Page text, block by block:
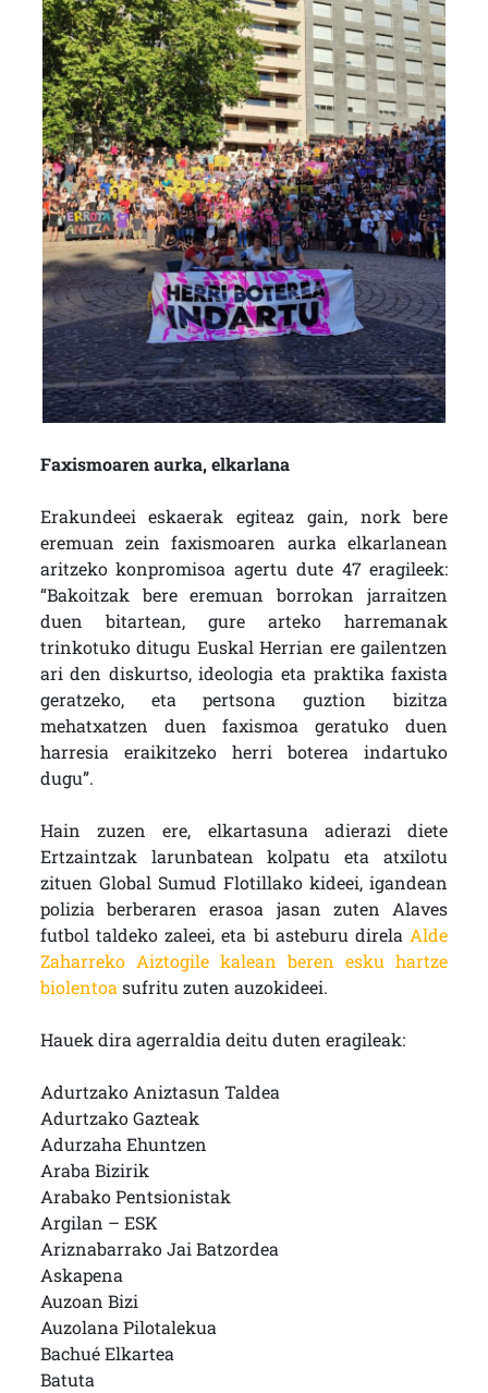
Faxismoaren aurka, elkarlana
Erakundeei eskaerak egiteaz gain, nork bere
eremuan zein faxismoaren aurka elkarlanean
aritzeko konpromisoa agertu dute 47 eragileek:
“Bakoitzak bere eremuan borrokan jarraitzen
duen bitartean, gure arteko harremanak
trinkotuko ditugu Euskal Herrian ere gailentzen
ari den diskurtso, ideologia eta praktika faxista
geratzeko, eta pertsona guztion bizitza
mehatxatzen duen faxismoa geratuko duen
harresia eraikitzeko herri boterea indartuko
dugu”.
Hain zuzen ere, elkartasuna adierazi diete
Ertzaintzak larunbatean kolpatu eta atxilotu
zituen Global Sumud Flotillako kideei, igandean
polizia berberaren erasoa jasan zuten Alaves
futbol taldeko zaleei, eta bi asteburu direla Alde
Zaharreko Aiztogile kalean beren esku hartze
biolentoa sufritu zuten auzokideei.
Hauek dira agerraldia deitu duten eragileak:
Adurtzako Aniztasun Taldea
Adurtzako Gazteak
Adurzaha Ehuntzen
Araba Bizirik
Arabako Pentsionistak
Argilan – ESK
Ariznabarrako Jai Batzordea
Askapena
Auzoan Bizi
Auzolana Pilotalekua
Bachué Elkartea
Batuta